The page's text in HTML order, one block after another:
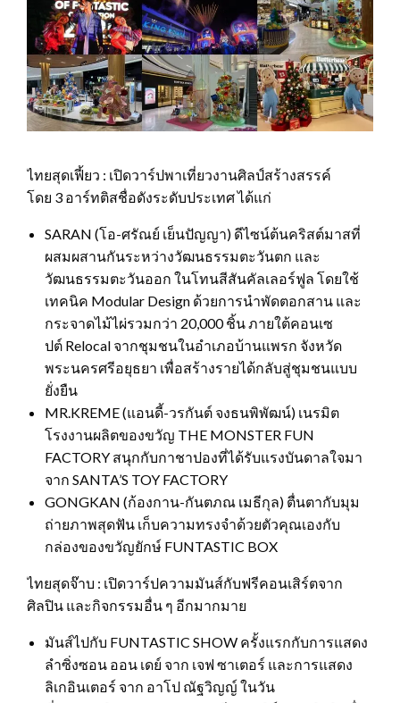
ไทยสุดเฟี้ยว : เปิดวาร์ปพาเที่ยวงานศิลป์สร้างสรรค์
โดย 3 อาร์ทติสชื่อดังระดับประเทศ ได้แก่
SARAN (โอ-ศรัณย์ เย็นปัญญา) ดีไซน์ต้นคริสต์มาสที่
ผสมผสานกันระหว่างวัฒนธรรมตะวันตก และ
วัฒนธรรมตะวันออก ในโทนสีสันคัลเลอร์ฟูล โดยใช้
เทคนิค Modular Design ด้วยการนำพัดตอกสาน และ
กระจาดไม้ไผ่รวมกว่า 20,000 ชิ้น ภายใต้คอนเซ
ปต์ Relocal จากชุมชนในอำเภอบ้านแพรก จังหวัด
พระนครศรีอยุธยา เพื่อสร้างรายได้กลับสู่ชุมชนแบบ
ยั่งยืน
MR.KREME (แอนดี้-วรกันต์ จงธนพิพัฒน์) เนรมิต
โรงงานผลิตของขวัญ THE MONSTER FUN
FACTORY สนุกกับกาชาปองที่ได้รับแรงบันดาลใจมา
จาก SANTA’S TOY FACTORY
GONGKAN (ก้องกาน-กันตภณ เมธีกุล) ตื่นตากับมุม
ถ่ายภาพสุดฟัน เก็บความทรงจำด้วยตัวคุณเองกับ
กล่องของขวัญยักษ์ FUNTASTIC BOX
ไทยสุดจ๊าบ : เปิดวาร์ปความมันส์กับฟรีคอนเสิร์ตจาก
ศิลปิน และกิจกรรมอื่น ๆ อีกมากมาย
มันส์ไปกับ FUNTASTIC SHOW ครั้งแรกกับการแสดง
ลำซิ่งซอน ออน เดย์ จาก เจฟ ซาเตอร์ และการแสดง
ลิเกอินเตอร์ จาก อาโป ณัฐวิญญ์ ในวัน